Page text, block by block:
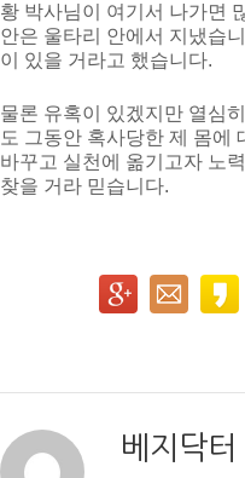
황 박사님이 여기서 나가면
안은 울타리 안에서 지냈습
이 있을 거라고 했습니다.
물론 유혹이 있겠지만 열심
도 그동안 혹사당한 제 몸에
바꾸고 실천에 옮기고자 노
찾을 거라 믿습니다.
베지닥터